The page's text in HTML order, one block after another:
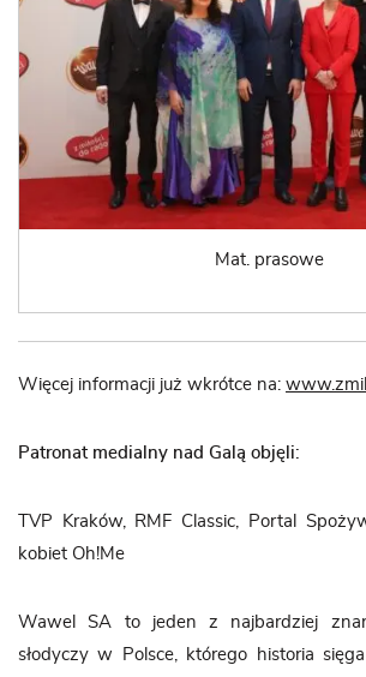
Mat. prasowe
Więcej informacji już wkrótce na:
Patronat medialny nad Galą objęli:
TVP Kraków, RMF Classic, Portal
kobiet Oh!Me
Wawel SA to jeden z najbardziej
słodyczy w Polsce, którego historia